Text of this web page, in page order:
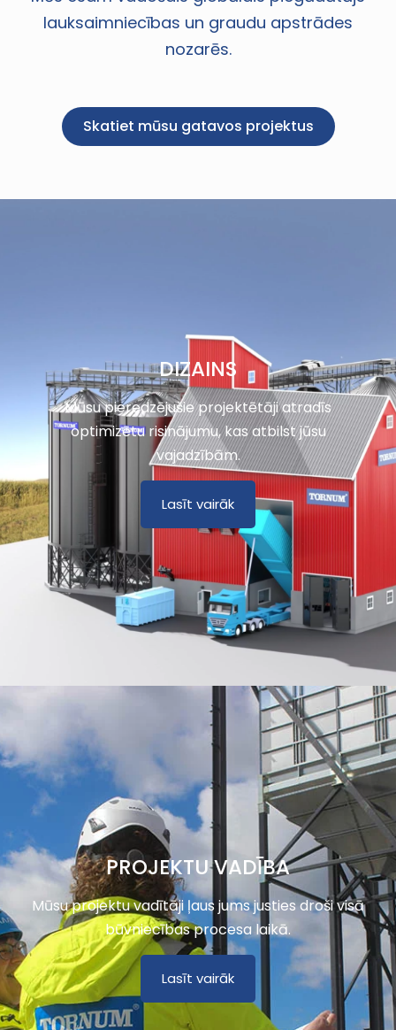
lauksaimniecības un graudu apstrādes
nozarēs.
Skatiet mūsu gatavos projektus
DIZAINS
Mūsu pieredzējušie projektētāji atradīs
optimizētu risinājumu, kas atbilst jūsu
vajadzībām.
Lasīt vairāk
PROJEKTU VADĪBA
Mūsu projektu vadītāji ļaus jums justies droši visā
būvniecības procesa laikā.
Lasīt vairāk